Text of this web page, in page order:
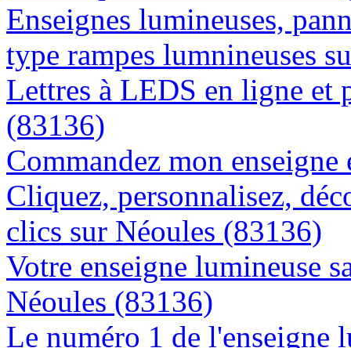
Enseignes lumineuses,
type rampes lumnineuses
Lettres à LEDS en ligne et
(83136)
Commandez mon
Cliquez, personnalisez,
clics sur Néoules (83136)
Votre enseigne lumineuse
Néoules (83136)
Le numéro 1 de l'enseigne